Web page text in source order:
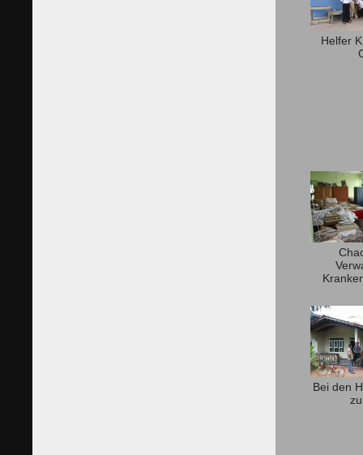
Helfer
Bei den